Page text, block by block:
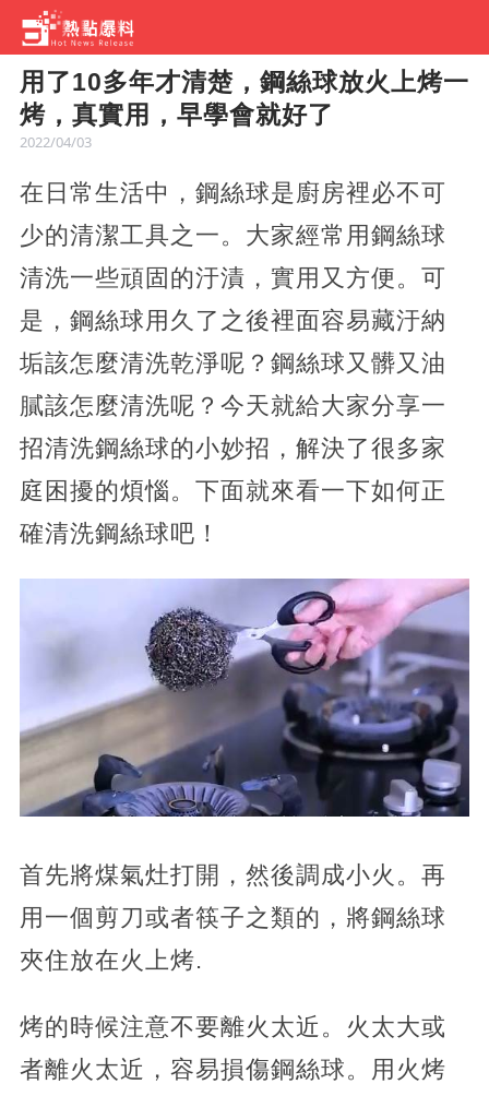
用了10多年才清楚，鋼絲球放火上烤一
烤，真實用，早學會就好了
2022/04/03
在日常生活中，鋼絲球是廚房裡必不可
少的清潔工具之一。大家經常用鋼絲球
清洗一些頑固的汙漬，實用又方便。可
是，鋼絲球用久了之後裡面容易藏汙納
垢該怎麼清洗乾淨呢？鋼絲球又髒又油
膩該怎麼清洗呢？今天就給大家分享一
招清洗鋼絲球的小妙招，解決了很多家
庭困擾的煩惱。下面就來看一下如何正
確清洗鋼絲球吧！
首先將煤氣灶打開，然後調成小火。再
用一個剪刀或者筷子之類的，將鋼絲球
夾住放在火上烤.
烤的時候注意不要離火太近。火太大或
者離火太近，容易損傷鋼絲球。用火烤